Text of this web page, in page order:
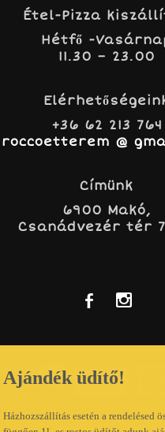
Étel-Pizza
Hétfő -
11.30 – 23.00
+36 62 213 764
roccoetterem @
Címünk
6900 Makó,
Csanádvezér tér
b x
Ajándék üdítő!
Házhozszállítás esetén a rendelésed